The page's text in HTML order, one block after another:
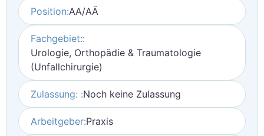
Position:AA/AÄ
Fachgebiet::
Urologie, Orthopädie & Traumatologie
(Unfallchirurgie)
Zulassung: :Noch keine Zulassung
Arbeitgeber:Praxis